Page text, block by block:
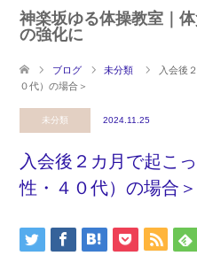
神楽坂ゆる体操教室｜
の強化に
ブログ 未分類
入会後
０代）の場合＞
未分類 2024.11.25
入会後２カ月で起こ
性・４０代）の場合＞